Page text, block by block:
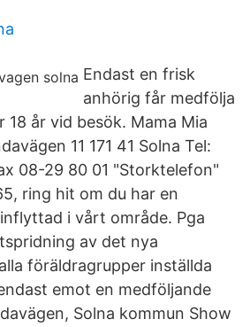
Endast en frisk
anhörig får medfölja
18 år vid besök. Mama Mia
11 171 41 Solna Tel:
08-29 80 01 "Storktelefon"
ring hit om du har en
i vårt område. Pga
av det nya
föräldragrupper inställda
emot en medföljande
Solna kommun Show